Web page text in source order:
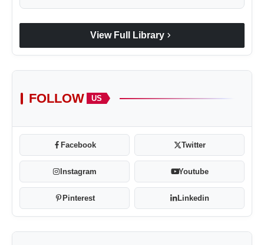
View Full Library chevron_right
FOLLOW US
Facebook Twitter
Instagram Youtube
Pinterest Linkedin